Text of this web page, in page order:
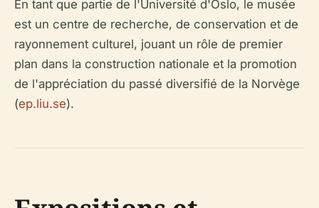
En tant que partie de l'Université d'Oslo, le musée
est un centre de recherche, de conservation et de
rayonnement culturel, jouant un rôle de premier
plan dans la construction nationale et la promotion
de l'appréciation du passé diversifié de la Norvège
(ep.liu.se).